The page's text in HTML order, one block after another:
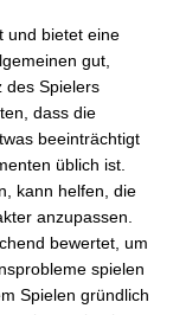
und bietet eine
gut,
des Spielers
dass die
beeinträchtigt
üblich ist.
kann helfen, die
anzupassen.
bewertet, um
spielen
Spielen gründlich